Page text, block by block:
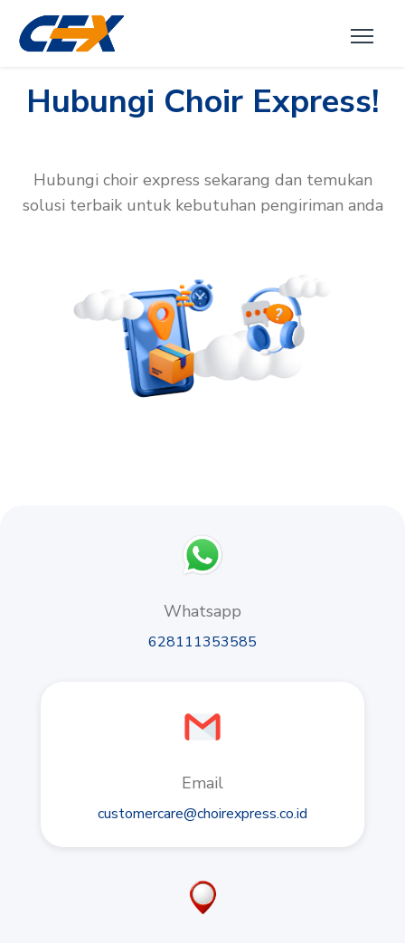
Hubungi Choir Express!
Hubungi choir express sekarang dan temukan
solusi terbaik untuk kebutuhan pengiriman anda
Whatsapp
628111353585
Email
customercare@choirexpress.co.id